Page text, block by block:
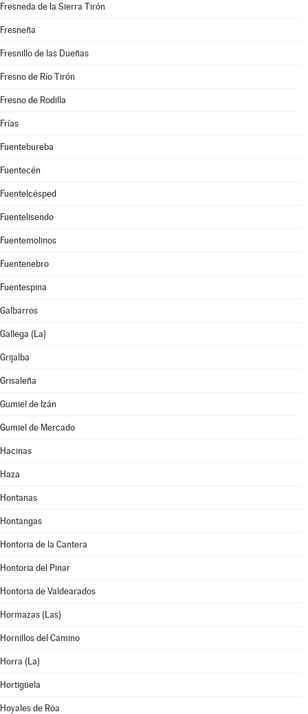
Fresneda de la Sierra Tirón
Fresneña
Fresnillo de las Dueñas
Fresno de Río Tirón
Fresno de Rodilla
Frías
Fuentebureba
Fuentecén
Fuentelcésped
Fuentelisendo
Fuentemolinos
Fuentenebro
Fuentespina
Galbarros
Gallega (La)
Grijalba
Grisaleña
Gumiel de Izán
Gumiel de Mercado
Hacinas
Haza
Hontanas
Hontangas
Hontoria de la Cantera
Hontoria del Pinar
Hontoria de Valdearados
Hormazas (Las)
Hornillos del Camino
Horra (La)
Hortigüela
Hoyales de Roa